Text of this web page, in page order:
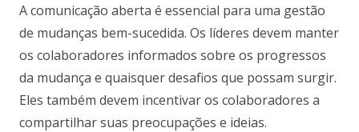
A comunicação aberta é essencial para uma gestão
de mudanças bem-sucedida. Os líderes devem manter
os colaboradores informados sobre os progressos
da mudança e quaisquer desafios que possam surgir.
Eles também devem incentivar os colaboradores a
compartilhar suas preocupações e ideias.